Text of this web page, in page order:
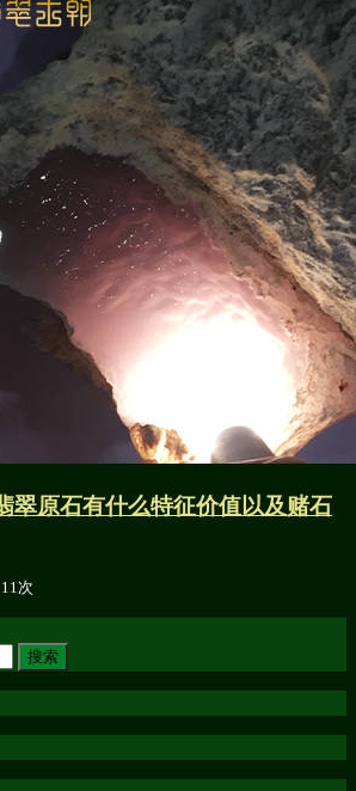
翠原石有什么特征价值以及赌石
次